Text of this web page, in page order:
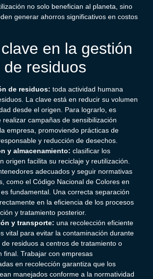
no solo benefician al planeta, sino
generar ahorros significativos en costos
en la gestión
de residuos
de residuos: toda actividad humana
La clave está en reducir su volumen
desde el origen. Para lograrlo, es
realizar campañas de sensibilización
empresa, promoviendo prácticas de
y reducción de desechos.
y almacenamiento: clasificar los
origen facilita su reciclaje y reutilización.
adecuados y seguir normativas
como el Código Nacional de Colores en
fundamental. Una correcta separación
en la eficiencia de los procesos
y tratamiento posterior.
y transporte: una recolección eficiente
vital para evitar la contaminación durante
de residuos a centros de tratamiento o
final. Trabajar con empresas
en recolección garantiza que los
manejados conforme a la normatividad